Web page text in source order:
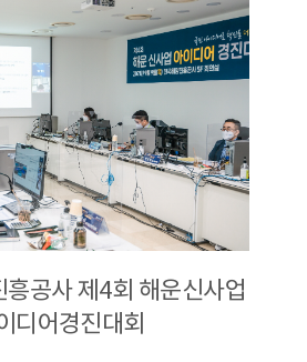
공사 제4회 해운신사업
디어경진대회